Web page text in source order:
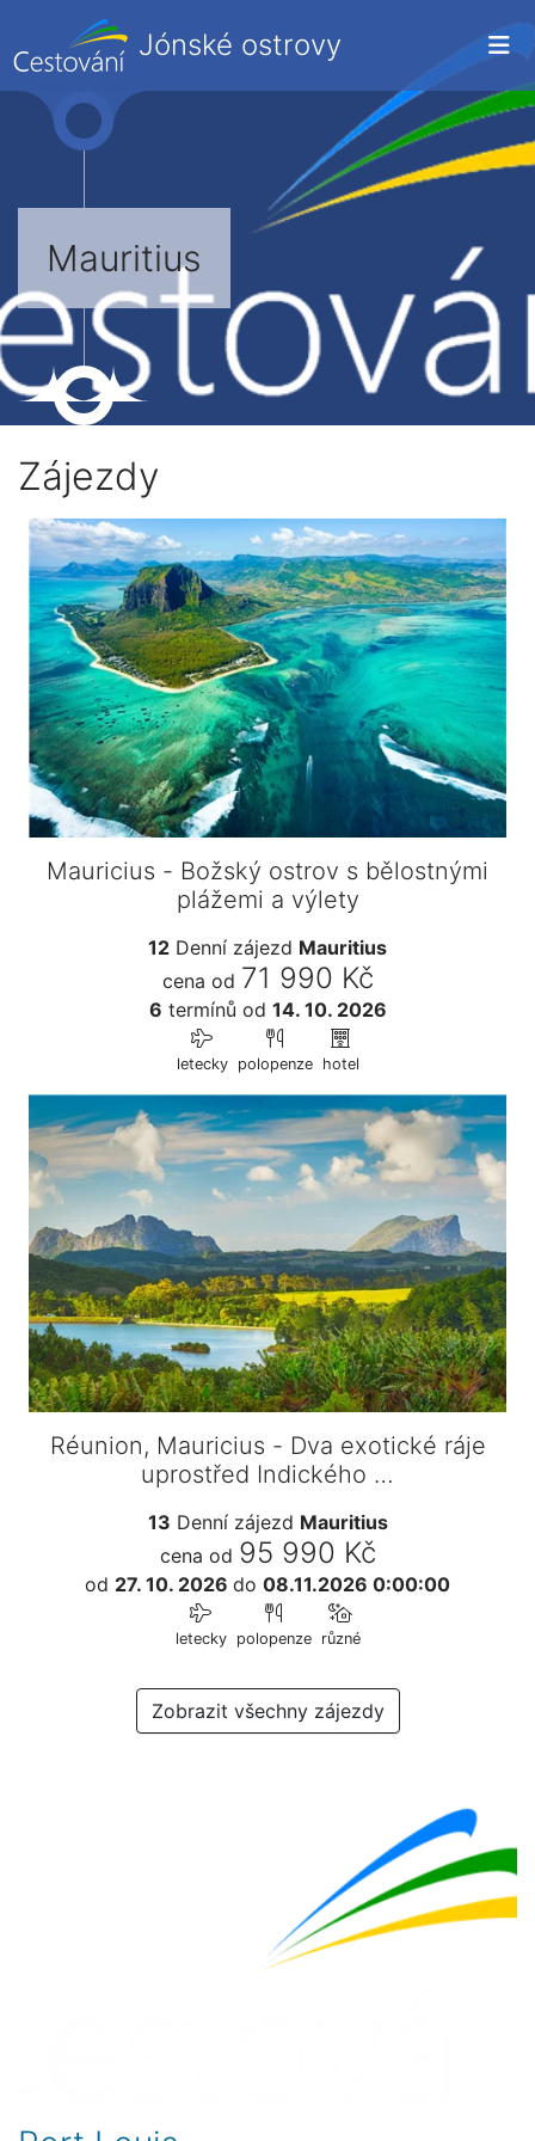
Jónské ostrovy
Mauritius
Zájezdy
Mauricius - Božský ostrov s bělostnými
plážemi a výlety
12 Denní zájezd Mauritius
cena od 71 990 Kč
6 termínů od 14. 10. 2026
letecky polopenze hotel
Réunion, Mauricius - Dva exotické ráje
uprostřed Indického …
13 Denní zájezd Mauritius
cena od 95 990 Kč
od 27. 10. 2026 do 08.11.2026 0:00:00
letecky polopenze různé
Zobrazit všechny zájezdy